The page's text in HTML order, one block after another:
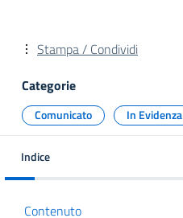
Stampa / Condividi
Categorie
Comunicato In Evidenza
Indice
Contenuto